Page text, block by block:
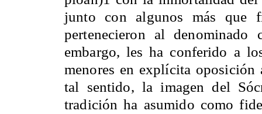
junto con algunos más que
pertenecieron al
embargo, les ha conferido a
menores en explícita
tal sentido, la imagen del
tradición ha asumido como